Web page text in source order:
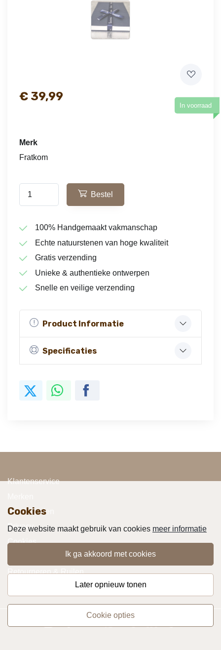
€ 39,99
In voorraad
Merk
Fratkom
Bestel
100% Handgemaakt vakmanschap
Echte natuurstenen van hoge kwaliteit
Gratis verzending
Unieke & authentieke ontwerpen
Snelle en veilige verzending
Product Informatie
Specificaties
Klantenservice
Voorwaarden
Privacy
Cookies
Retourneren & Ruilen
Cookies
Deze website maakt gebruik van cookies meer informatie
ik ga akkoord met cookies
later opnieuw tonen
cookie opties